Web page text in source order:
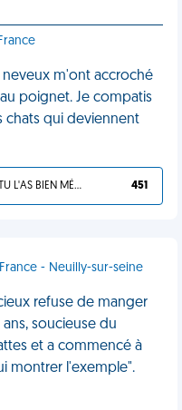
m'ont accroché
poignet. Je compatis
chats qui deviennent
TU L'AS BIEN MÉRITÉ 451
- Neuilly-sur-seine
refuse de manger
soucieuse du
et a commencé à
montrer l'exemple".